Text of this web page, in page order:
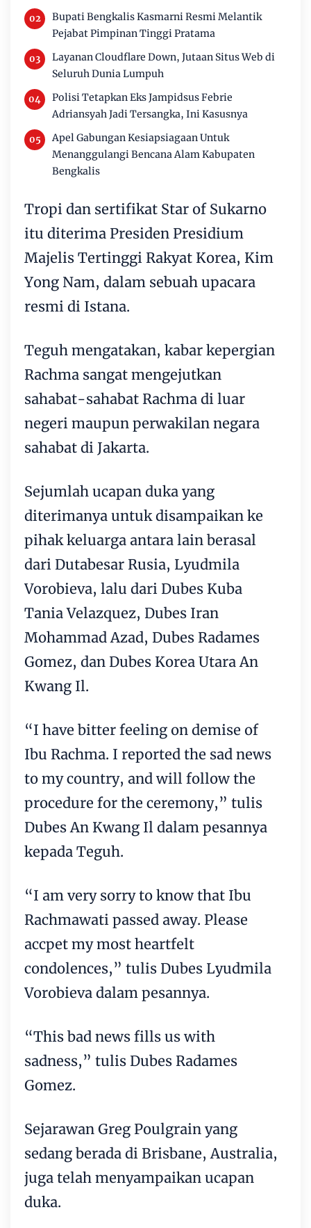
Bupati Bengkalis Kasmarni Resmi Melantik
Pejabat Pimpinan Tinggi Pratama
Layanan Cloudflare Down, Jutaan Situs Web di
Seluruh Dunia Lumpuh
Polisi Tetapkan Eks Jampidsus Febrie
Adriansyah Jadi Tersangka, Ini Kasusnya
Apel Gabungan Kesiapsiagaan Untuk
Menanggulangi Bencana Alam Kabupaten
Bengkalis
Tropi dan sertifikat Star of Sukarno
itu diterima Presiden Presidium
Majelis Tertinggi Rakyat Korea, Kim
Yong Nam, dalam sebuah upacara
resmi di Istana.
Teguh mengatakan, kabar kepergian
Rachma sangat mengejutkan
sahabat-sahabat Rachma di luar
negeri maupun perwakilan negara
sahabat di Jakarta.
Sejumlah ucapan duka yang
diterimanya untuk disampaikan ke
pihak keluarga antara lain berasal
dari Dutabesar Rusia, Lyudmila
Vorobieva, lalu dari Dubes Kuba
Tania Velazquez, Dubes Iran
Mohammad Azad, Dubes Radames
Gomez, dan Dubes Korea Utara An
Kwang Il.
“I have bitter feeling on demise of
Ibu Rachma. I reported the sad news
to my country, and will follow the
procedure for the ceremony,” tulis
Dubes An Kwang Il dalam pesannya
kepada Teguh.
“I am very sorry to know that Ibu
Rachmawati passed away. Please
accpet my most heartfelt
condolences,” tulis Dubes Lyudmila
Vorobieva dalam pesannya.
“This bad news fills us with
sadness,” tulis Dubes Radames
Gomez.
Sejarawan Greg Poulgrain yang
sedang berada di Brisbane, Australia,
juga telah menyampaikan ucapan
duka.